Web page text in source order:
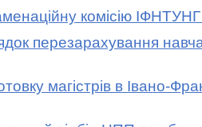
комісію ІФНТУНГ
перезарахування
магістрів в Івано-